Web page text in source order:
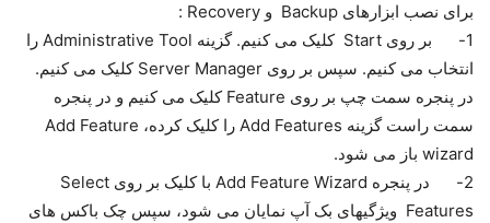
برای نصب ابزارهای Backup و Recovery :
1- بر روی Start کلیک می کنیم. گزینه Administrative Tool را
انتخاب می کنیم. سپس بر روی Server Manager کلیک می کنیم.
در پنجره سمت چپ بر روی Feature کلیک می کنیم و در پنجره
سمت راست گزینه Add Features را کلیک کرده، Add Feature
wizard باز می شود.
2- در پنجره Add Feature Wizard با کلیک بر روی Select
Features ویژگیهای بک آپ نمایان می شود، سپس چک باکس های